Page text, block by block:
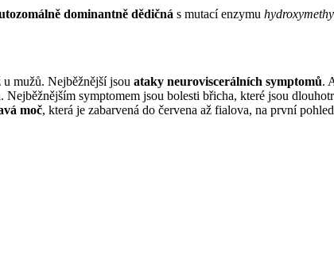
dominantně dědičná s mutací enzymu
mužů. Nejběžnější jsou ataky neuroviscerálních symptomů.
symptomem jsou bolesti břicha, které jsou
moč, která je zabarvená do červena až fialova, na první